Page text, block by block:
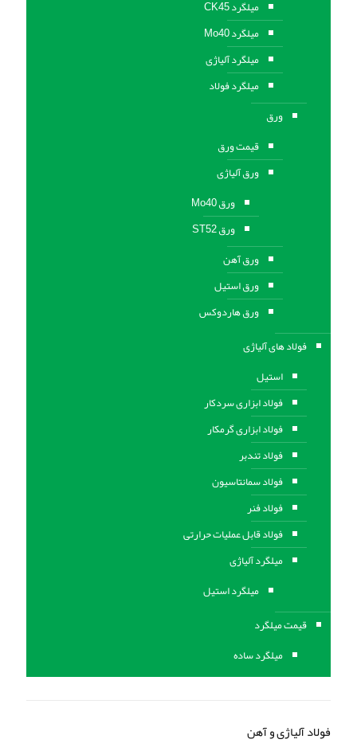
میلگرد CK45
میلگرد Mo40
میلگرد آلیاژی
میلگرد فولاد
ورق
قیمت ورق
ورق آلیاژی
ورق Mo40
ورق ST52
ورق آهن
ورق استيل
ورق هاردوکس
فولاد های آلیاژی
استیل
فولاد ابزاری سردکار
فولاد ابزاری گرمکار
فولاد تندبر
فولاد سمانتاسیون
فولاد فنر
فولاد قابل عملیات حرارتی
ميلگرد آلیاژی
میلگرد استیل
قیمت میلگرد
میلگرد ساده
فولاد آلیاژی و آهن